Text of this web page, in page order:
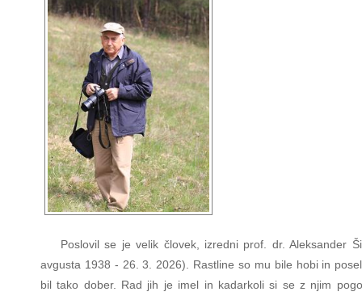
Poslovil se je velik človek, izredni prof. dr. Aleksander
avgusta 1938 - 26. 3. 2026). Rastline so mu bile hobi in
bil tako dober. Rad jih je imel in kadarkoli si se z njim